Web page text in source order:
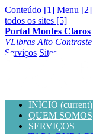
Conteúdo [1] Menu [2]
todos os sites [5]
Portal Montes Claros
VLibras Alto Contraste
Serviços Sites
INÍCIO (current)
QUEM SOMOS
SERVIÇOS